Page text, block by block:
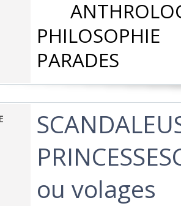
PHILOSOPHIE
PARADES‎
ou volages ‎